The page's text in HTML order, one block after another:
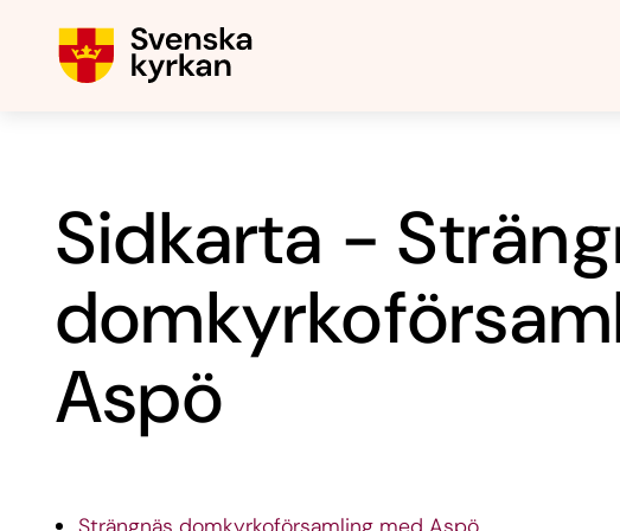
Sidkarta -
Aspö